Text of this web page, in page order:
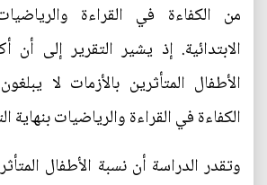
من الكفاءة في القراءة
الأطفال المتأثرين بالأزمات لا
الكفاءة في القراءة والرياضيات بنهاية
وتقدر الدراسة أن نسبة الأطفال